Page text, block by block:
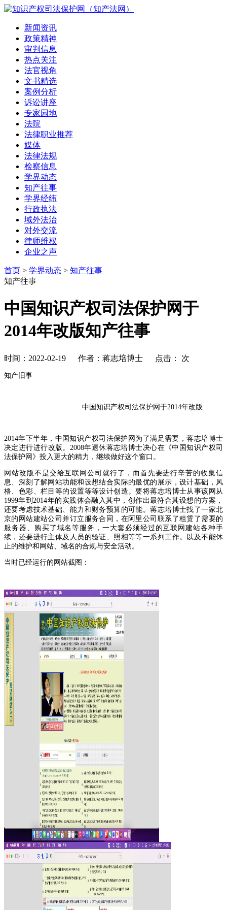
新闻资讯
政策精神
审判信息
热点关注
法官视角
文书精选
案例分析
诉讼讲座
专家园地
法院
法律职业推荐
媒体
法律法规
检察信息
学界动态
知产往事
学界经纬
行政执法
域外法治
对外交流
律师维权
企业之声
首页 > 学界动态 > 知产往事
知产往事
中国知识产权司法保护网于
2014年改版知产往事
时间：2022-02-19 作者：蒋志培博士 点击： 次
知产旧事
中国知识产权司法保护网于2014年改版
2014年下半年，中国知识产权司法保护网为了满足需要，蒋志培博士
决定进行进行改版。 2008年退休蒋志培博士决心在《中国知识产权司
法保护网》投入更大的精力，继续做好这个窗口。
网站改版不是交给互联网公司就行了，而首先要进行辛苦的收集信
息、深刻了解网站功能和设想结合实际的最优的展示，设计基础，风
格、色彩、栏目等的设置等等设计创造。要将蒋志培博士从事该网从
1 999年到 2014年的实践体会融入其中，创作出最符合其设想的方案，
还要考虑技术基础、能力和财务预算的可能。蒋志培博士找了一家北
京的网站建站公司并订立服务合同，在阿里公司联系了租赁了需要的
服务器、购买了域名等服务，一大套必须经过的互联网建站各种手
续，还要进行主体及人员的验证、照相等等一系列工作。以及不能休
止的维护和网站、域名的合规与安全活动。
当时已经运行的网站截图：